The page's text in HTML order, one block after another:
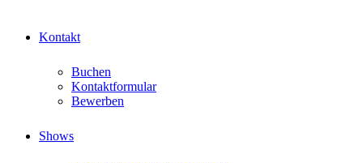
Kontakt
Buchen
Kontaktformular
Bewerben
Shows